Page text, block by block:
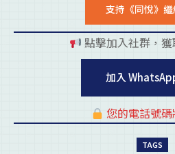
支持《同悅》
點擊加入社群，獲
加入
您的電話號碼
TAGS